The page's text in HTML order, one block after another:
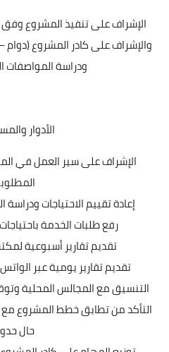
الإشراف على تنفيذ المشروع وفق
والإشراف على كادر المشروع (دوام
ودراسة المواصفات
الأدوار
الإشراف على سير العمل في
إعادة تقييم الاحتياجات
رفع طلبات الخدمة
تقديم تقارير أسبوعية
تقديم تقارير يومية عبر
التنسيق مع المجالس المحلية
التأكد من تطابق خطط المشروع مع
حال